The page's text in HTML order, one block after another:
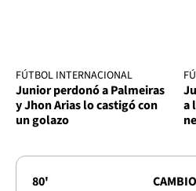
FÚTBOL INTERNACIONAL
Junior perdonó a Palmeiras
y Jhon Arias lo castigó con
un golazo
a
80' CAMBIO